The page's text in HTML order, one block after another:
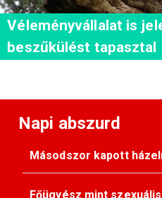
Véleményvállalat is
beszűkülést tapasztal
Napi abszurd
Másodszor kapott
Főügyész mint